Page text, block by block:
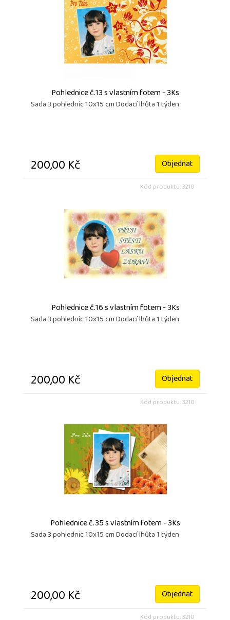
Pohlednice č.13 s vlastním fotem - 3Ks
Sada 3 pohlednic 10x15 cm Dodací lhůta 1 týden
200,00 Kč Objednat
Kód produktu: 3210
Pohlednice č.16 s vlastním fotem - 3Ks
Sada 3 pohlednic 10x15 cm Dodací lhůta 1 týden
200,00 Kč Objednat
Kód produktu: 3210
Pohlednice č.35 s vlastním fotem - 3Ks
Sada 3 pohlednic 10x15 cm Dodací lhůta 1 týden
200,00 Kč Objednat